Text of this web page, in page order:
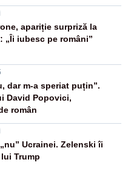
apariție surpriză la
„Îi iubesc pe români”
dar m-a speriat puțin”.
David Popovici,
român
Ucrainei. Zelenski îi
Trump